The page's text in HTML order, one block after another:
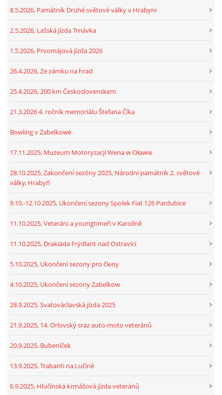
8.5.2026, Památník Druhé světové války v Hrabyni
2.5.2026, Lašská jízda Trnávka
1.5.2026, Prvomájová jízda 2026
26.4.2026, Ze zámku na hrad
25.4.2026, 200 km Československem
21.3.2026 4. ročník memoriálu Štefana Číka
Bowling v Zabelkowe
17.11.2025, Muzeum Motoryzacji Wena w Oławie
28.10.2025, Zakončení sezóny 2025, Národní památník 2. světové
války, Hrabyň
9.10.-12.10.2025, Ukončení sezony Spolek Fiat 126 Pardubice
11.10.2025, Veteráni a youngtimeři v Karolíně
11.10.2025, Drakiáda Frýdlant nad Ostravicí
5.10.2025, Ukončení sezony pro členy
4.10.2025, Ukončení sezony Zabelkow
28.9.2025, Svatováclavská jízda 2025
21.9.2025, 14. Orlovský sraz auto-moto veteránů
20.9.2025, Bubeníček
13.9.2025, Trabanti na Lučině
6.9.2025, Hlučínská krmášová jízda veteránů